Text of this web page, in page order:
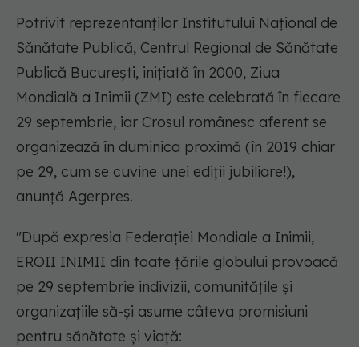
Potrivit reprezentanților Institutului Naţional de
Sănătate Publică, Centrul Regional de Sănătate
Publică Bucureşti, iniţiată în 2000, Ziua
Mondială a Inimii (ZMI) este celebrată în fiecare
29 septembrie, iar Crosul românesc aferent se
organizează în duminica proximă (în 2019 chiar
pe 29, cum se cuvine unei ediţii jubiliare!),
anunță Agerpres.
"După expresia Federaţiei Mondiale a Inimii,
EROII INIMII din toate ţările globului provoacă
pe 29 septembrie indivizii, comunităţile şi
organizaţiile să-şi asume câteva promisiuni
pentru sănătate şi viaţă: